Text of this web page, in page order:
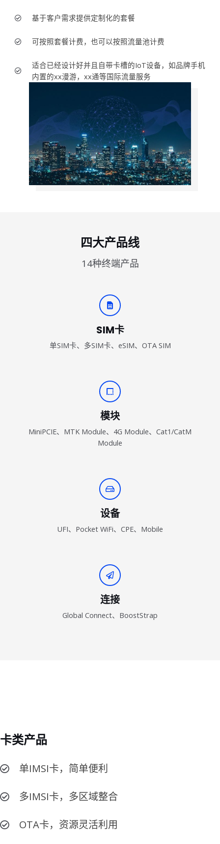
基于客户需求提供定制化的套餐
可按照套餐计费，也可以按照流量池计费
适合已经设计好并且自带卡槽的IoT设备，如品牌手机
内置的xx漫游，xx通等国际流量服务
四大产品线
14种终端产品
SIM卡
单SIM卡、多SIM卡、eSIM、OTA SIM
模块
MiniPCIE、MTK Module、4G Module、Cat1/CatM
Module
设备
UFI、Pocket WiFi、CPE、Mobile
连接
Global Connect、BoostStrap
卡类产品
单IMSI卡，简单便利
多IMSI卡，多区域整合
OTA卡，资源灵活利用